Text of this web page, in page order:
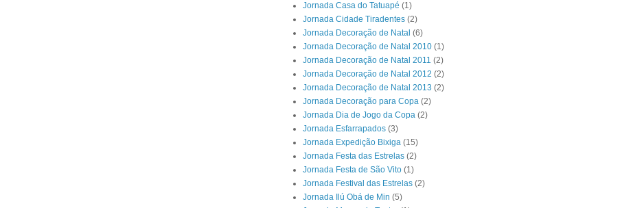
Jornada Casa do Tatuapé (1)
Jornada Cidade Tiradentes (2)
Jornada Decoração de Natal (6)
Jornada Decoração de Natal 2010 (1)
Jornada Decoração de Natal 2011 (2)
Jornada Decoração de Natal 2012 (2)
Jornada Decoração de Natal 2013 (2)
Jornada Decoração para Copa (2)
Jornada Dia de Jogo da Copa (2)
Jornada Esfarrapados (3)
Jornada Expedição Bixiga (15)
Jornada Festa das Estrelas (2)
Jornada Festa de São Vito (1)
Jornada Festival das Estrelas (2)
Jornada Ilú Obá de Min (5)